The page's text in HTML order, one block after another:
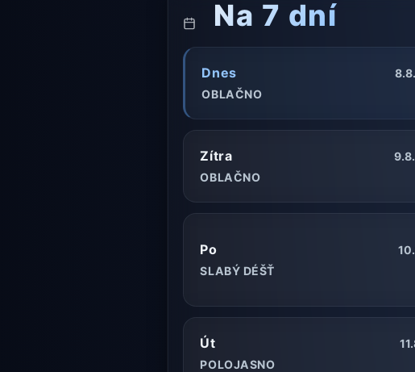
Na 7 dní
Dnes
8.8.
OBLAČNO
Zítra
9.8.
OBLAČNO
Po
SLABÝ DÉŠŤ
Út
POLOJASNO